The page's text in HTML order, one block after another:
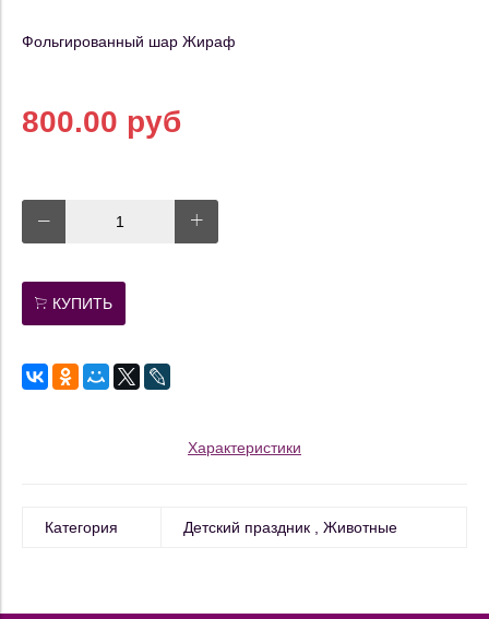
Фольгированный шар Жираф
800.00 руб
КУПИТЬ
Характеристики
Категория Детский праздник Животные